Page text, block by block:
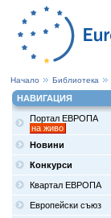
Начало Библиотека
НАВИГАЦИЯ
Портал ЕВРОПА
на живо
Новини
Конкурси
Квартал ЕВРОПА
Европейски съюз